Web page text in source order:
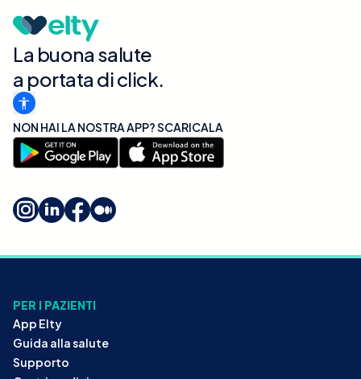
La buona salute
a portata di click.
NON HAI LA NOSTRA APP? SCARICALA
PER I PAZIENTI
App Elty
Guida alla salute
Supporto